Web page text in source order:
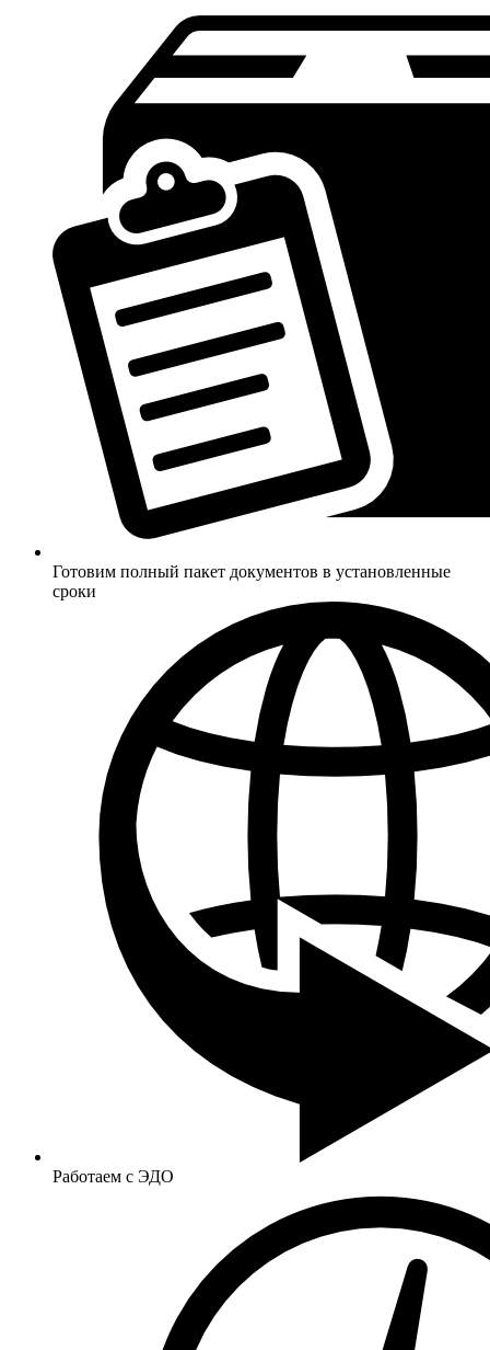
Готовим полный пакет документов в установленные
сроки
Работаем с ЭДО